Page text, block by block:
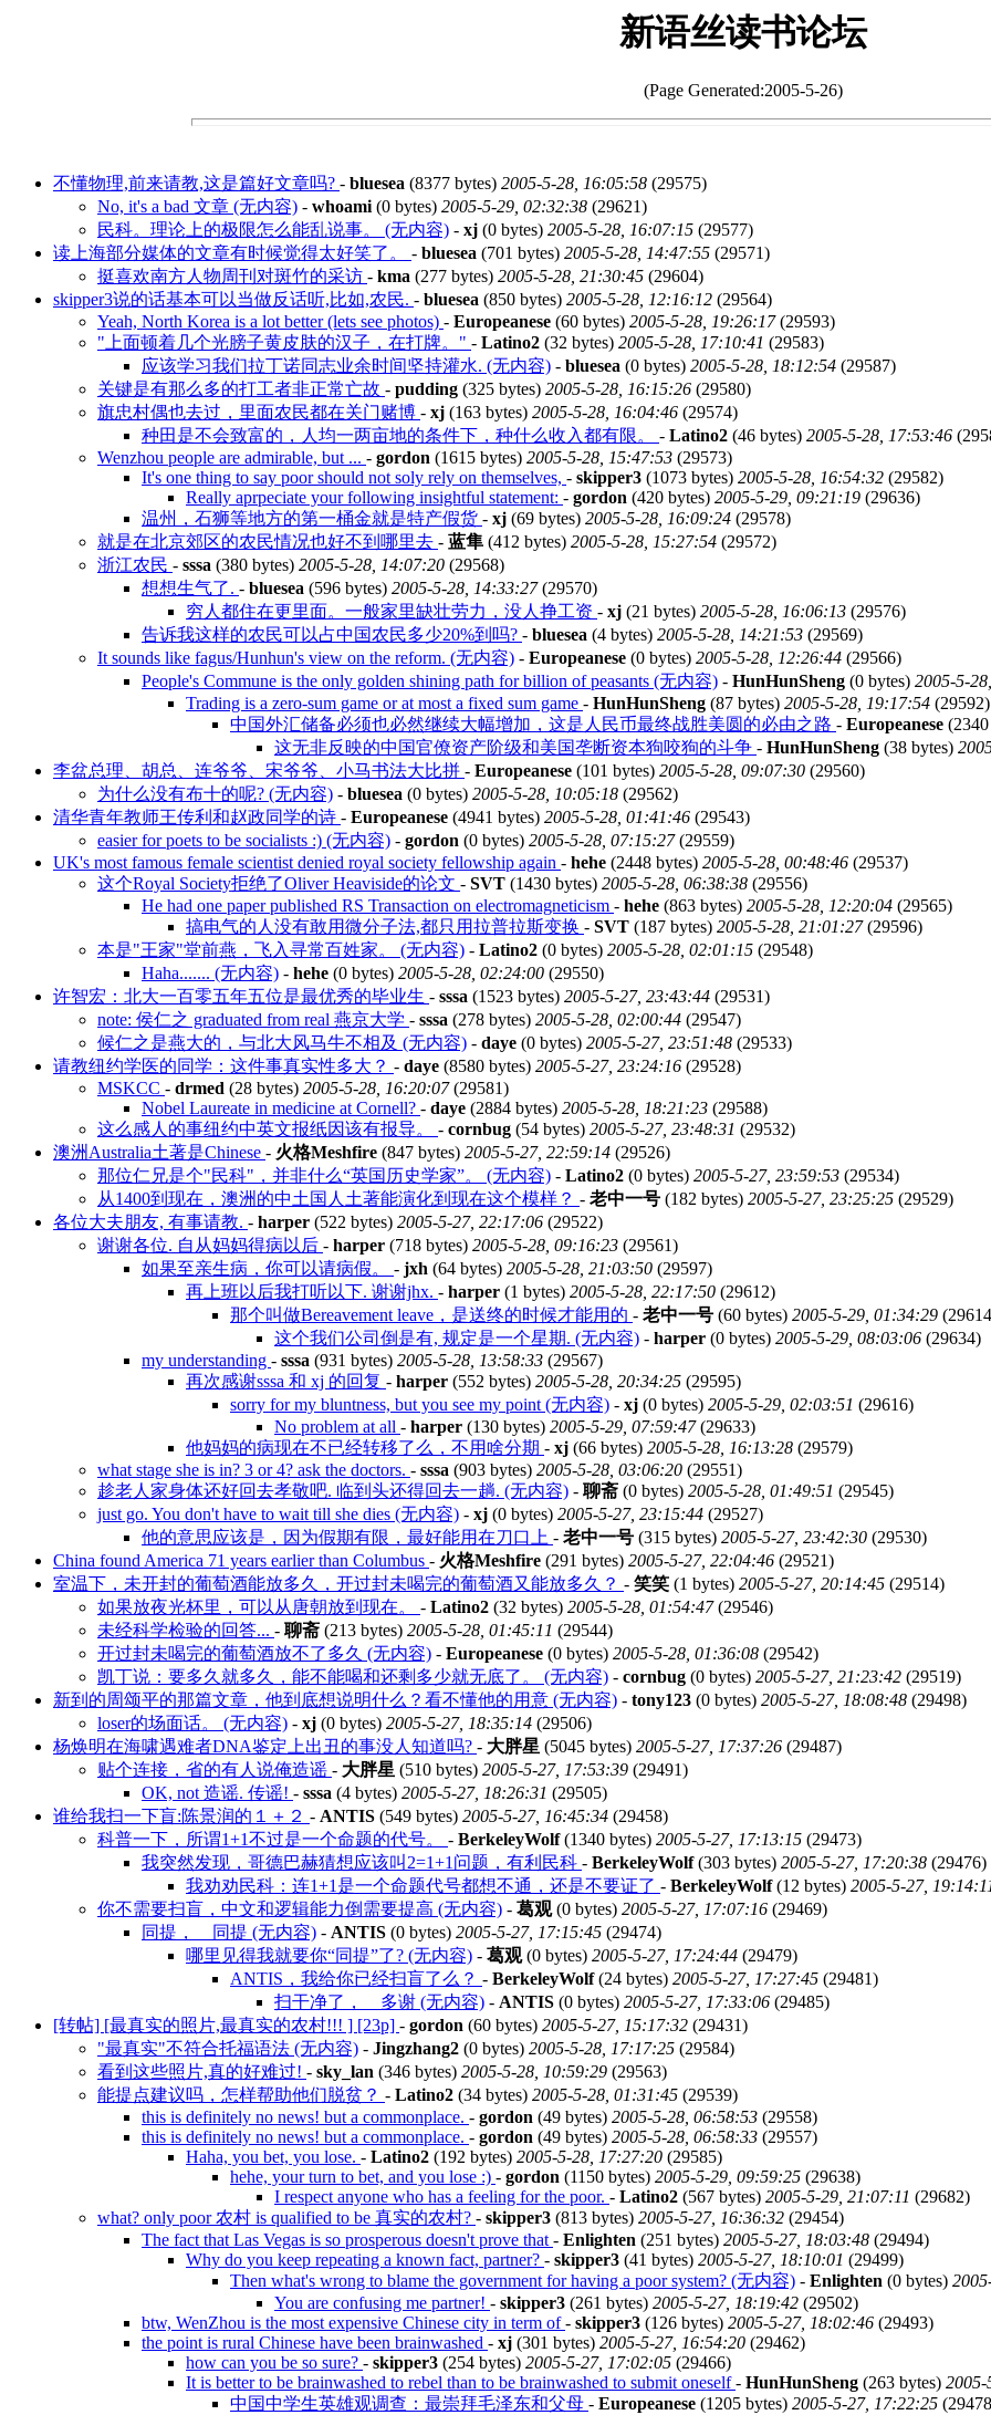
新语丝读书论坛
(Page Generated:2005-5-26)
不懂物理,前来请教,这是篇好文章吗? - bluesea (8377 bytes) 2005-5-28, 16:05:58 (29575)
No, it's a bad 文章 (无内容) - whoami(0 bytes) 2005-5-29, 02:32:38 (29621)
民科。理论上的极限怎么能乱说事。 (无内容) - xj (0 bytes) 2005-5-28, 16:07:15 (29577)
读上海部分媒体的文章有时候觉得太好笑了。 - bluesea (701 bytes) 2005-5-28, 14:47:55 (29571)
挺喜欢南方人物周刊对斑竹的采访 - kma (277 bytes) 2005-5-28, 21:30:45 (29604)
skipper3说的话基本可以当做反话听,比如,农民. - bluesea (850 bytes) 2005-5-28, 12:16:12 (29564)
Yeah, North Korea is a lot better (lets see photos) - Europeanese (60 bytes) 2005-5-28, 19:26:17(29593)
"上面顿着几个光膀子黄皮肤的汉子，在打牌。" - Latino2 (32 bytes) 2005-5-28, 17:10:41 (29583)
应该学习我们拉丁诺同志业余时间坚持灌水. (无内容) - bluesea (0 bytes) 2005-5-28, 18:12:54 (29587)
关键是有那么多的打工者非正常亡故 - pudding (325 bytes) 2005-5-28, 16:15:26 (29580)
旗忠村偶也去过，里面农民都在关门赌博 - xj (163 bytes) 2005-5-28, 16:04:46 (29574)
种田是不会致富的，人均一两亩地的条件下，种什么收入都有限。 - Latino2 (46 bytes) 2005-5-28, 17:53:46
Wenzhou people are admirable, but ... - gordon (1615 bytes) 2005-5-28, 15:47:53 (29573)
It's one thing to say poor should not soly rely on themselves, - skipper3 (1073 bytes) 2005-5-28, 16:54:32 (29582)
Really aprpeciate your following insightful statement: - gordon (420 bytes) 2005-5-29, 09:21:19 (29636)
温州，石狮等地方的第一桶金就是特产假货 - xj (69 bytes) 2005-5-28, 16:09:24 (29578)
就是在北京郊区的农民情况也好不到哪里去 - 蓝隼 (412 bytes) 2005-5-28, 15:27:54 (29572)
浙江农民 - sssa (380 bytes) 2005-5-28, 14:07:20 (29568)
想想生气了. - bluesea (596 bytes) 2005-5-28, 14:33:27(29570)
穷人都住在更里面。一般家里缺壮劳力，没人挣工资 - xj (21 bytes) 2005-5-28, 16:06:13 (29576)
告诉我这样的农民可以占中国农民多少20%到吗? - bluesea (4 bytes) 2005-5-28, 14:21:53 (29569)
It sounds like fagus/Hunhun's view on the reform. (无内容) - Europeanese (0 bytes) 2005-5-28, 12:26:44 (29566)
People's Commune is the only golden shining path for billion of peasants (无内容) - HunHunSheng (0 bytes) 2005-5-
Trading is a zero-sum game or at most a fixed sum game - HunHunSheng (87 bytes) 2005-5-28, 19:17:54 (29592)
中国外汇储备必须也必然继续大幅增加，这是人民币最终战胜美圆的必由之路 - Europeanese
这无非反映的中国官僚资产阶级和美国垄断资本狗咬狗的斗争 - HunHunSheng (38 bytes)
李盆总理、胡总、连爷爷、宋爷爷、小马书法大比拼 - Europeanese (101 bytes) 2005-5-28, 09:07:30 (29560)
为什么没有布十的呢? (无内容) - bluesea (0 bytes) 2005-5-28, 10:05:18 (29562)
清华青年教师王传利和赵政同学的诗 - Europeanese (4941 bytes) 2005-5-28, 01:41:46 (29543)
easier for poets to be socialists :) (无内容) - gordon (0 bytes) 2005-5-28, 07:15:27(29559)
UK's most famous female scientist denied royal society fellowship again - hehe (2448 bytes) 2005-5-28, 00:48:46 (29537)
这个Royal Society拒绝了Oliver Heaviside的论文 - SVT (1430 bytes) 2005-5-28, 06:38:38 (29556)
He had one paper published RS Transaction on electromagneticism - hehe (863 bytes) 2005-5-28, 12:20:04 (29565)
搞电气的人没有敢用微分子法,都只用拉普拉斯变换 - SVT (187 bytes) 2005-5-28, 21:01:27(29596)
本是"王家"堂前燕，飞入寻常百姓家。 (无内容) - Latino2 (0 bytes) 2005-5-28, 02:01:15 (29548)
Haha....... (无内容) - hehe (0 bytes) 2005-5-28, 02:24:00 (29550)
许智宏：北大一百零五年五位是最优秀的毕业生 - sssa (1523 bytes) 2005-5-27, 23:43:44 (29531)
note: 侯仁之 graduated from real 燕京大学 - sssa (278 bytes) 2005-5-28, 02:00:44 (29547)
候仁之是燕大的，与北大风马牛不相及 (无内容) - daye (0 bytes) 2005-5-27, 23:51:48 (29533)
请教纽约学医的同学：这件事真实性多大？ - daye (8580 bytes) 2005-5-27, 23:24:16 (29528)
MSKCC - drmed (28 bytes) 2005-5-28, 16:20:07(29581)
Nobel Laureate in medicine at Cornell? - daye (2884 bytes) 2005-5-28, 18:21:23 (29588)
这么感人的事纽约中英文报纸因该有报导。 - cornbug (54 bytes) 2005-5-27, 23:48:31 (29532)
澳洲Australia土著是Chinese - 火格Meshfire (847 bytes) 2005-5-27, 22:59:14 (29526)
那位仁兄是个"民科"，并非什么“英国历史学家”。 (无内容) - Latino2 (0 bytes) 2005-5-27, 23:59:53 (29534)
从1400到现在，澳洲的中土国人土著能演化到现在这个模样？ - 老中一号 (182 bytes) 2005-5-27, 23:25:25 (29529)
各位大夫朋友, 有事请教. - harper (522 bytes) 2005-5-27, 22:17:06 (29522)
谢谢各位. 自从妈妈得病以后 - harper (718 bytes) 2005-5-28, 09:16:23 (29561)
如果至亲生病，你可以请病假。 - jxh (64 bytes) 2005-5-28, 21:03:50 (29597)
再上班以后我打听以下. 谢谢jhx. - harper (1 bytes) 2005-5-28, 22:17:50 (29612)
那个叫做Bereavement leave，是送终的时候才能用的 - 老中一号 (60 bytes) 2005-5-29, 01:34:29
这个我们公司倒是有, 规定是一个星期. (无内容) - harper (0 bytes) 2005-5-29, 08:03:06 (29634)
my understanding - sssa (931 bytes) 2005-5-28, 13:58:33 (29567)
再次感谢sssa 和 xj 的回复 - harper (552 bytes) 2005-5-28, 20:34:25 (29595)
sorry for my bluntness, but you see my point (无内容) - xj (0 bytes) 2005-5-29, 02:03:51 (29616)
No problem at all - harper (130 bytes) 2005-5-29, 07:59:47(29633)
他妈妈的病现在不已经转移了么，不用啥分期 - xj (66 bytes) 2005-5-28, 16:13:28 (29579)
what stage she is in? 3 or 4? ask the doctors. - sssa (903 bytes) 2005-5-28, 03:06:20 (29551)
趁老人家身体还好回去孝敬吧. 临到头还得回去一趟. (无内容) - 聊斋 (0 bytes) 2005-5-28, 01:49:51 (29545)
just go. You don't have to wait till she dies (无内容) - xj (0 bytes) 2005-5-27, 23:15:44 (29527)
他的意思应该是，因为假期有限，最好能用在刀口上 - 老中一号 (315 bytes) 2005-5-27, 23:42:30 (29530)
China found America 71 years earlier than Columbus - 火格Meshfire (291 bytes) 2005-5-27, 22:04:46 (29521)
室温下，未开封的葡萄酒能放多久，开过封未喝完的葡萄酒又能放多久？ - 笑笑 (1 bytes) 2005-5-27, 20:14:45 (29514)
如果放夜光杯里，可以从唐朝放到现在。 - Latino2 (32 bytes) 2005-5-28, 01:54:47(29546)
未经科学检验的回答... - 聊斋 (213 bytes) 2005-5-28, 01:45:11 (29544)
开过封未喝完的葡萄酒放不了多久 (无内容) - Europeanese (0 bytes) 2005-5-28, 01:36:08 (29542)
凯丁说：要多久就多久，能不能喝和还剩多少就无底了。 (无内容) - cornbug (0 bytes) 2005-5-27, 21:23:42 (29519)
新到的周颂平的那篇文章，他到底想说明什么？看不懂他的用意 (无内容) - tony123 (0 bytes) 2005-5-27, 18:08:48 (29498)
loser的场面话。 (无内容) - xj (0 bytes) 2005-5-27, 18:35:14 (29506)
杨焕明在海啸遇难者DNA鉴定上出丑的事没人知道吗? - 大胖星 (5045 bytes) 2005-5-27, 17:37:26 (29487)
贴个连接，省的有人说俺造谣 - 大胖星 (510 bytes) 2005-5-27, 17:53:39 (29491)
OK, not 造谣. 传谣! - sssa (4 bytes) 2005-5-27, 18:26:31 (29505)
谁给我扫一下盲:陈景润的１＋２ - ANTIS (549 bytes) 2005-5-27, 16:45:34 (29458)
科普一下，所谓1+1不过是一个命题的代号。 - BerkeleyWolf(1340 bytes) 2005-5-27, 17:13:15 (29473)
我突然发现，哥德巴赫猜想应该叫2=1+1问题，有利民科 - BerkeleyWolf(303 bytes) 2005-5-27, 17:20:38 (29476)
我劝劝民科：连1+1是一个命题代号都想不通，还是不要证了 - BerkeleyWolf(12 bytes) 2005-5-27,
你不需要扫盲，中文和逻辑能力倒需要提高 (无内容) - 葛观(0 bytes) 2005-5-27, 17:07:16 (29469)
同提， 同提 (无内容) - ANTIS (0 bytes) 2005-5-27, 17:15:45 (29474)
哪里见得我就要你“同提”了? (无内容) - 葛观(0 bytes) 2005-5-27, 17:24:44 (29479)
ANTIS，我给你已经扫盲了么？ - BerkeleyWolf(24 bytes) 2005-5-27, 17:27:45 (29481)
扫干净了， 多谢 (无内容) - ANTIS (0 bytes) 2005-5-27, 17:33:06 (29485)
[转帖] [最真实的照片,最真实的农村!!! ] [23p] - gordon (60 bytes) 2005-5-27, 15:17:32 (29431)
"最真实"不符合托福语法 (无内容) - Jingzhang2 (0 bytes) 2005-5-28, 17:17:25 (29584)
看到这些照片,真的好难过! - sky_lan (346 bytes) 2005-5-28, 10:59:29 (29563)
能提点建议吗，怎样帮助他们脱贫？ - Latino2 (34 bytes) 2005-5-28, 01:31:45 (29539)
this is definitely no news! but a commonplace. - gordon (49 bytes) 2005-5-28, 06:58:53 (29558)
this is definitely no news! but a commonplace. - gordon (49 bytes) 2005-5-28, 06:58:33 (29557)
Haha, you bet, you lose. - Latino2 (192 bytes) 2005-5-28, 17:27:20 (29585)
hehe, your turn to bet, and you lose :) - gordon (1150 bytes) 2005-5-29, 09:59:25 (29638)
I respect anyone who has a feeling for the poor. - Latino2 (567 bytes) 2005-5-29, 21:07:11 (29682)
what? only poor 农村 is qualified to be 真实的农村? - skipper3 (813 bytes) 2005-5-27, 16:36:32 (29454)
The fact that Las Vegas is so prosperous doesn't prove that- Enlighten (251 bytes) 2005-5-27, 18:03:48 (29494)
Why do you keep repeating a known fact, partner? - skipper3 (41 bytes) 2005-5-27, 18:10:01 (29499)
Then what's wrong to blame the government for having a poor system? (无内容) - Enlighten (0 bytes)
You are confusing me partner! - skipper3 (261 bytes) 2005-5-27, 18:19:42 (29502)
btw, WenZhou is the most expensive Chinese city in term of- skipper3 (126 bytes) 2005-5-27, 18:02:46 (29493)
the point is rural Chinese have been brainwashed - xj (301 bytes) 2005-5-27, 16:54:20 (29462)
how can you be so sure? - skipper3 (254 bytes) 2005-5-27, 17:02:05 (29466)
It is better to be brainwashed to rebel than to be brainwashed to submit oneself- HunHunSheng (263 bytes) 2005-
中国中学生英雄观调查：最崇拜毛泽东和父母 - Europeanese (1205 bytes) 2005-5-27, 17:22:25